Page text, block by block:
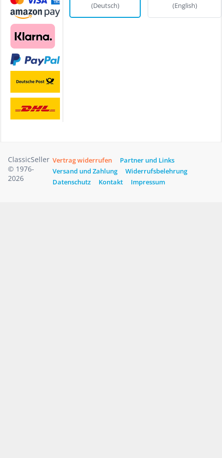
(Deutsch)
(English)
ClassicSeller
© 1976-
2026
Vertrag widerrufen
Partner und Links
Versand und Zahlung
Widerrufsbelehrung
Datenschutz
Kontakt Impressum